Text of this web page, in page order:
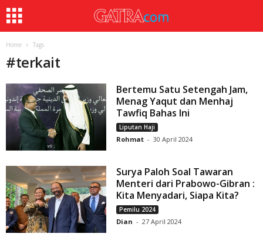
Home Tags
#terkait
Bertemu Satu Setengah Jam,
Menag Yaqut dan Menhaj
Tawfiq Bahas Ini
Liputan Haji
Rohmat - 30 April 2024
Surya Paloh Soal Tawaran
Menteri dari Prabowo-Gibran :
Kita Menyadari, Siapa Kita?
Pemilu 2024
Dian - 27 April 2024